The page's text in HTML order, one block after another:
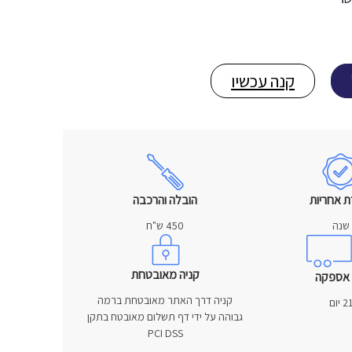
קנה עכשיו
אחריות
שנה
הובלה והרכבה
450 ש"ח
אספקה
21 יום
קניה מאובטחת
קניה דרך האתר מאובטחת ברמה
גבוהה על ידי דף תשלום מאובטח בתקן
PCI DSS